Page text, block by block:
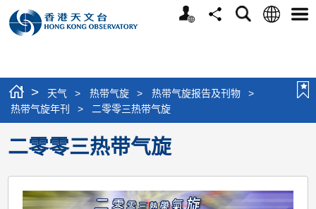
个
分
搜
语
选
> 天气 > 热带气旋 > 热带气旋报告及刊物
>
热带气旋年刊
> 二零零三热带气旋
二零零三热带气旋